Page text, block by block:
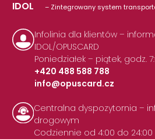
IDOL – Zintegrowany system
Infolinia dla klientów –
IDOL/OPUSCARD
Poniedziałek – piątek, godz.
+420 488 588 788
|
info@opuscard.cz
Centralna dyspozytornia –
drogowym
Codziennie od 4:00 do 24:00